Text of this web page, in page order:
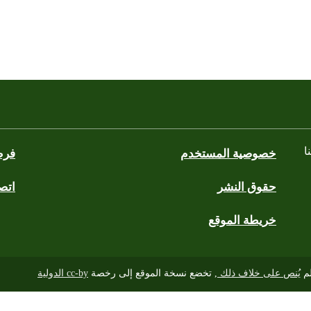
خصوصية المستخدم
حقوق النشر
خريطة الموقع
يُنص على خلاف ذلك , تخضع نسخة الموقع إلى رخصة cc-by الدولية